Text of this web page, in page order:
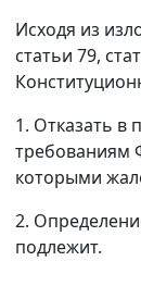
Исходя из
статьи 79,
1. Отказать в
требованиям
которыми
2.
подлежит.